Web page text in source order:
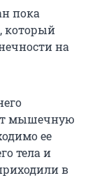
пока
который
на
мышечную
ее
тела и
в